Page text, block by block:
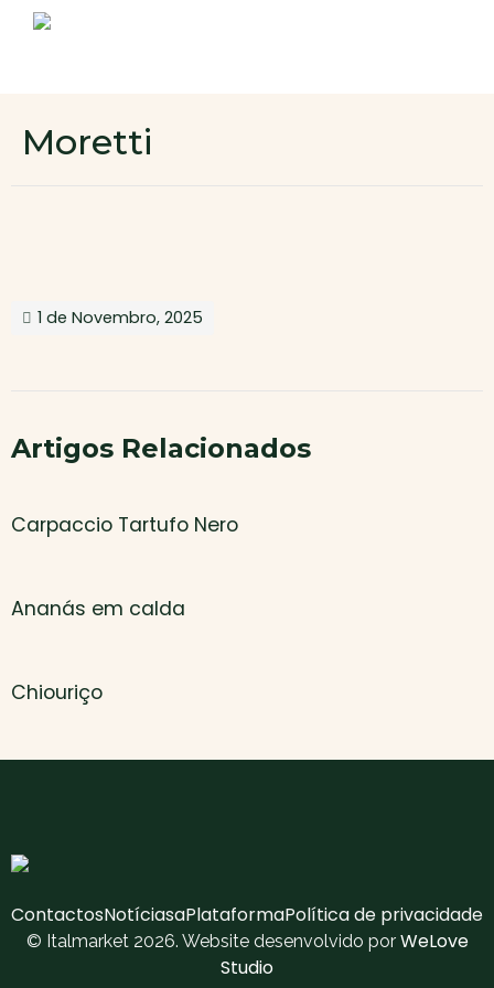
Área de cliente
Moretti
1 de Novembro, 2025
Artigos Relacionados
Carpaccio Tartufo Nero
Ananás em calda
Chiouriço
ContactosNotíciasaPlataformaPolítica de privacidade
© Italmarket 2026. Website desenvolvido por WeLove
Studio